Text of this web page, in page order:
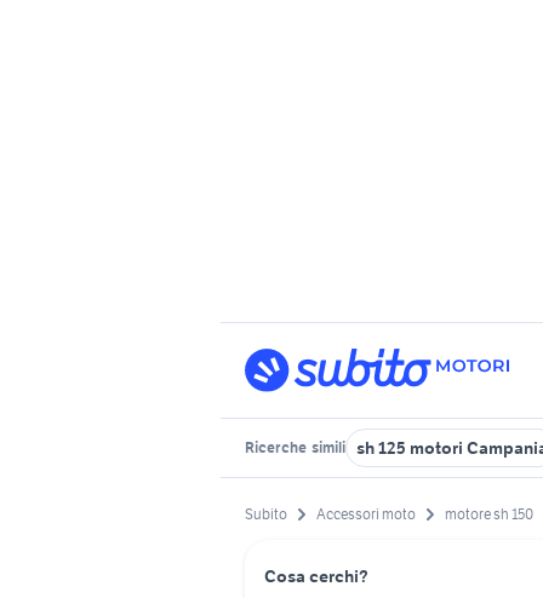
Ricerche simili sh 125 motori
Subito Accessori moto motore sh 150
Cosa cerchi?